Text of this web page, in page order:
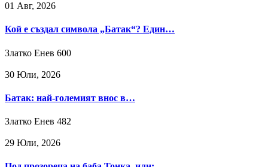
01 Авг, 2026
Кой е създал символа „Батак“? Един…
Златко Енев 600
30 Юли, 2026
Батак: най-големият внос в…
Златко Енев 482
29 Юли, 2026